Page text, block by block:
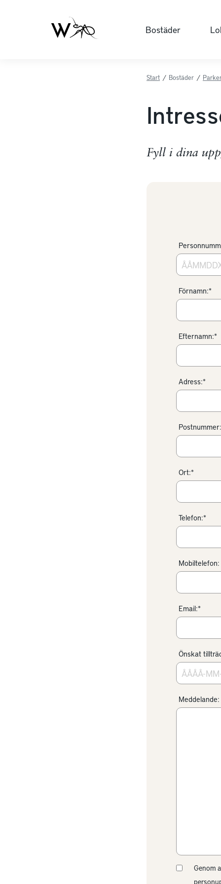
Bostäder
Start / Bostäder /
Fyll i dina
Förnamn:*
Efternamn:*
Adress:*
Ort:*
Telefon:*
Mobiltelefon:
Email:*
Önskat
Meddelande:
Genom